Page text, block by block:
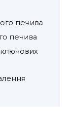
печива
печива